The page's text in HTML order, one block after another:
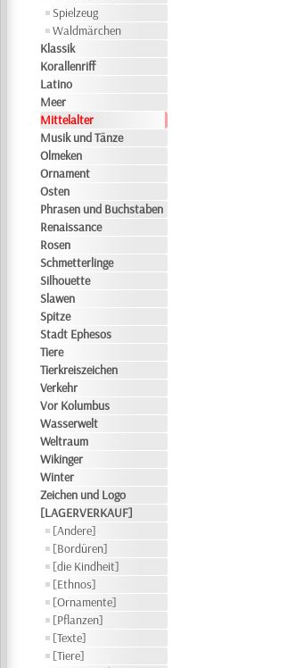
Spielzeug
Waldmärchen
Klassik
Korallenriff
Latino
Meer
Mittelalter
Musik und Tänze
Olmeken
Ornament
Osten
Phrasen und Buchstaben
Renaissance
Rosen
Schmetterlinge
Silhouette
Slawen
Spitze
Stadt Ephesos
Tiere
Tierkreiszeichen
Verkehr
Vor Kolumbus
Wasserwelt
Weltraum
Wikinger
Winter
Zeichen und Logo
[LAGERVERKAUF]
[Andere]
[Bordüren]
[die Kindheit]
[Ethnos]
[Ornamente]
[Pflanzen]
[Texte]
[Tiere]